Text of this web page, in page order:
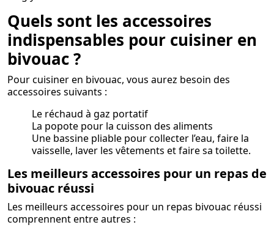
Quels sont les accessoires
indispensables pour cuisiner en
bivouac ?
Pour cuisiner en bivouac, vous aurez besoin des
accessoires suivants :
Le réchaud à gaz portatif
La popote pour la cuisson des aliments
Une bassine pliable pour collecter l’eau, faire la
vaisselle, laver les vêtements et faire sa toilette.
Les meilleurs accessoires pour un repas de
bivouac réussi
Les meilleurs accessoires pour un repas bivouac réussi
comprennent entre autres :